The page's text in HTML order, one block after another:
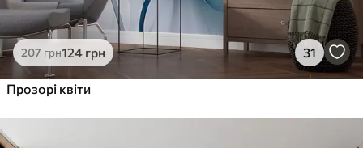
207грн124 грн 31
Прозорі квіти